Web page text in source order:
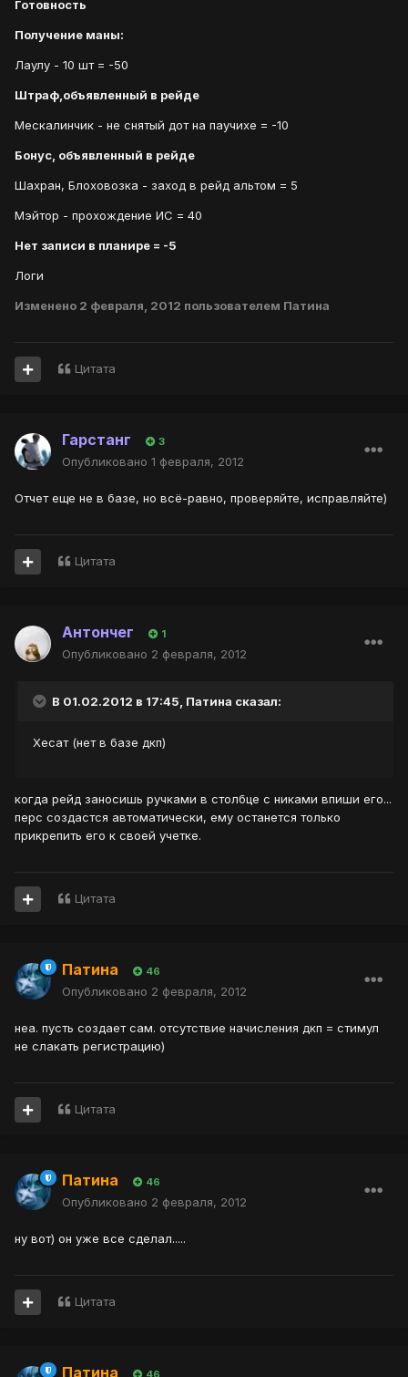
Готовность
Получение маны:
Лаулу - 10 шт = -50
Штраф,объявленный в рейде
Мескалинчик - не снятый дот на паучихе = -10
Бонус, объявленный в рейде
Шахран, Блоховозка - заход в рейд альтом = 5
Мэйтор - прохождение ИС = 40
Нет записи в планире = -5
Логи
Изменено 2 февраля, 2012 пользователем Патина
Цитата
Гарстанг 3
Опубликовано 1 февраля, 2012
Отчет еще не в базе, но всё-равно, проверяйте, исправляйте)
Цитата
Антончег 1
Опубликовано 2 февраля, 2012
В 01.02.2012 в 17:45, Патина сказал:
Хесат (нет в базе дкп)
когда рейд заносишь ручками в столбце с никами впиши его...
перс создастся автоматически, ему останется только
прикрепить его к своей учетке.
Цитата
Патина 46
Опубликовано 2 февраля, 2012
неа. пусть создает сам. отсутствие начисления дкп = стимул
не слакать регистрацию)
Цитата
Патина 46
Опубликовано 2 февраля, 2012
ну вот) он уже все сделал.....
Цитата
Патина